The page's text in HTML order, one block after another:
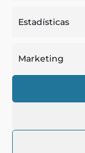
Estadísticas
Marketing